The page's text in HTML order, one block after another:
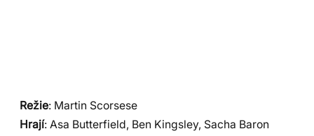
Režie: Martin Scorsese
Hrají: Asa Butterfield, Ben Kingsley, Sacha Baron